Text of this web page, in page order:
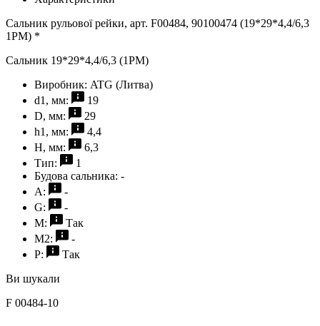
Сальник рульової рейки, арт. F00484, 90100474 (19*29*4,4/6,3
1PM) *
Сальник 19*29*4,4/6,3 (1PM)
Виробник: ATG (Литва)
d1, мм:
19
D, мм:
29
h1, мм:
4,4
H, мм:
6,3
Тип:
1
Будова сальника: -
A:
-
G:
-
M:
Так
M2:
-
P:
Так
Ви шукали
F 00484-10